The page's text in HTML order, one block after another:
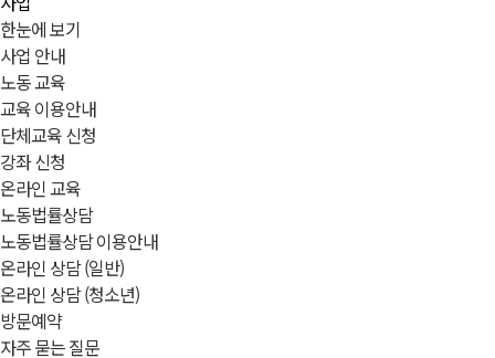
한눈에 보기
사업 안내
노동 교육
교육 이용안내
단체교육 신청
강좌 신청
온라인 교육
노동법률상담
노동법률상담 이용안내
온라인 상담 (일반)
온라인 상담 (청소년)
방문예약
자주 묻는 질문